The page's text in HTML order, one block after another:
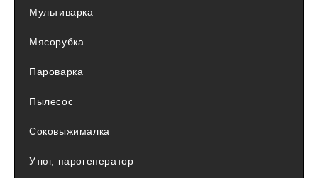
Мультиварка
Мясорубка
Пароварка
Пылесос
Соковыжималка
Утюг, парогенератор